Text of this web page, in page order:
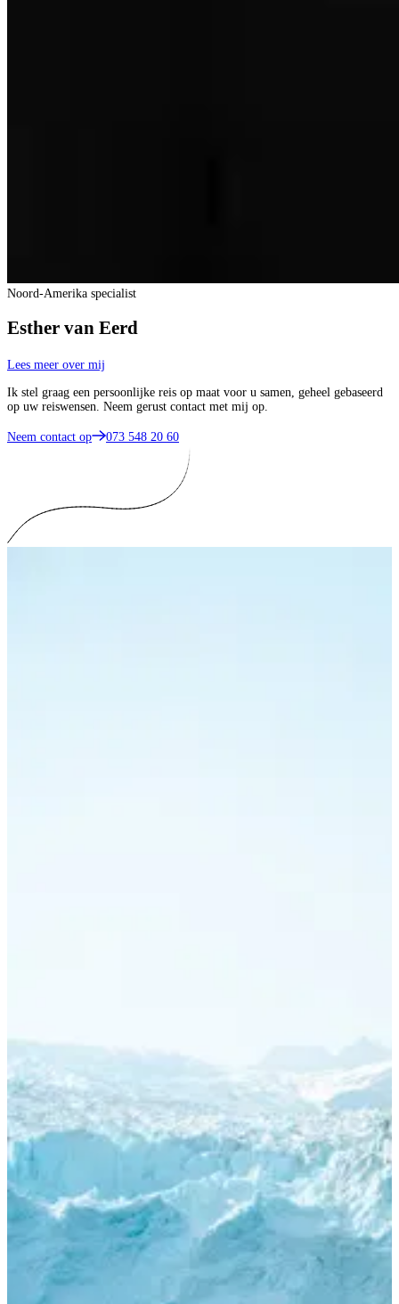
Noord-Amerika specialist
Esther van Eerd
Lees meer over mij
Ik stel graag een persoonlijke reis op maat voor u samen, geheel gebaseerd
op uw reiswensen. Neem gerust contact met mij op.
Neem contact op 073 548 20 60